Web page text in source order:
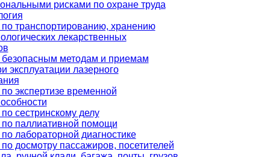
рисками по охране труда
транспортированию, хранению
лекарственных
методам и приемам
эксплуатации лазерного
экспертизе временной
сестринскому делу
паллиативной помощи
лабораторной диагностике
досмотру пассажиров, посетителей